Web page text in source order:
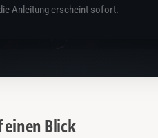
Anleitung erscheint sofort.
Blick